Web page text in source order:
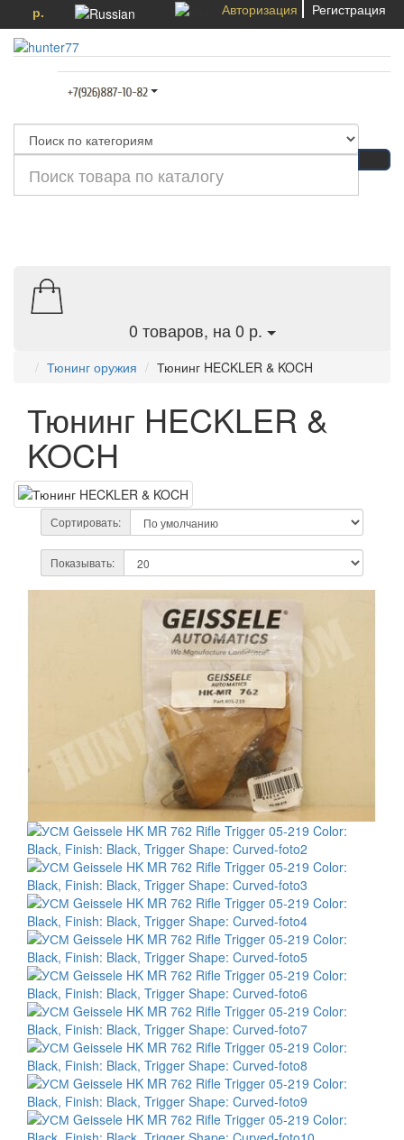
р. Авторизация Регистрация
0 товаров, на 0 р.
Тюнинг оружия Тюнинг HECKLER & KOCH
Тюнинг HECKLER &
KOCH
Сортировать:
Показывать: